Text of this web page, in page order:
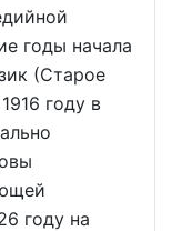
годы начала
(Старое
году в
году на